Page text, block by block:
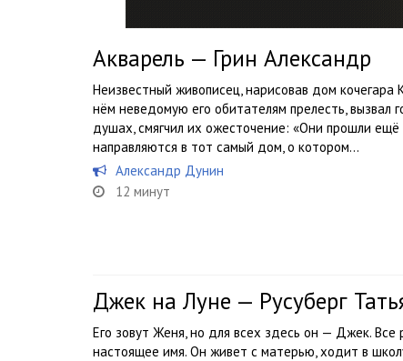
Акварель — Грин Александр
Неизвестный живописец, нарисовав дом кочегара
нём неведомую его обитателям прелесть, вызвал
душах, смягчил их ожесточение: «Они прошли ещё
направляются в тот самый дом, о котором...
Александр Дунин
12 минут
Джек на Луне — Русуберг
Его зовут Женя, но для всех здесь он — Джек. Все
настоящее имя. Он живет с матерью, ходит в